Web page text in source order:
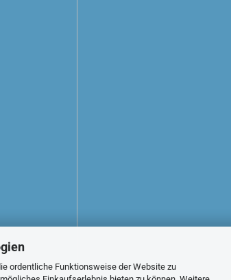
ordentliche Funktionsweise der Website zu